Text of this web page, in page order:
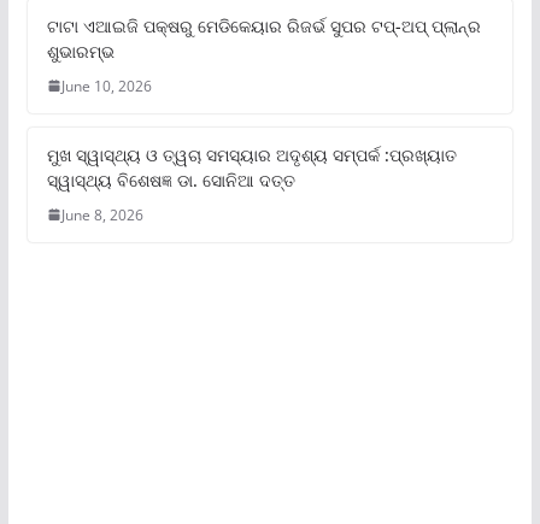
ଟାଟା ଏଆଇଜି ପକ୍ଷରୁ ମେଡିକେୟାର ରିଜର୍ଭ ସୁପର ଟପ୍‌-ଅପ୍ ପ୍ଲାନ୍‌ର
ଶୁଭାରମ୍ଭ
June 10, 2026
ମୁଖ ସ୍ୱାସ୍ଥ୍ୟ ଓ ତ୍ୱଚା ସମସ୍ୟାର ଅଦୃଶ୍ୟ ସମ୍ପର୍କ :ପ୍ରଖ୍ୟାତ
ସ୍ୱାସ୍ଥ୍ୟ ବିଶେଷଜ୍ଞ ଡା. ସୋନିଆ ଦତ୍ତ
June 8, 2026